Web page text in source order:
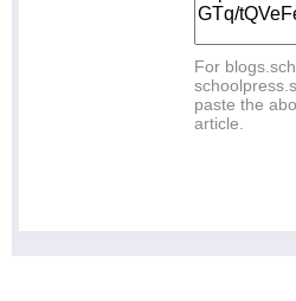
For
paste the
article.